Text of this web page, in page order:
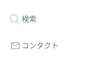
検索
コンタクト